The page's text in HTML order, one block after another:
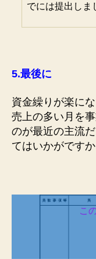
でには提出しま
5.最後に
資金繰りが楽に
売上の多い月を
のが最近の主流
てはいかがですか
こ